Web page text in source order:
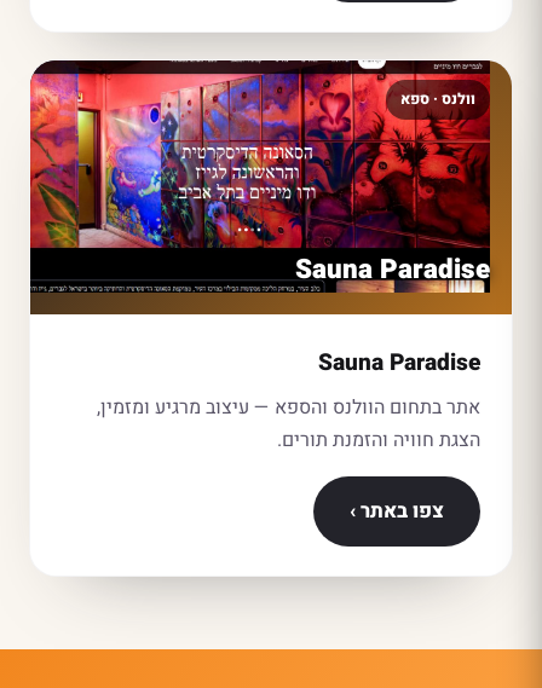
וולנס · ספא
Sauna Paradise
Sauna Paradise
אתר בתחום הוולנס והספא — עיצוב מרגיע ומזמין,
הצגת חוויה והזמנת תורים.
צפו באתר ›